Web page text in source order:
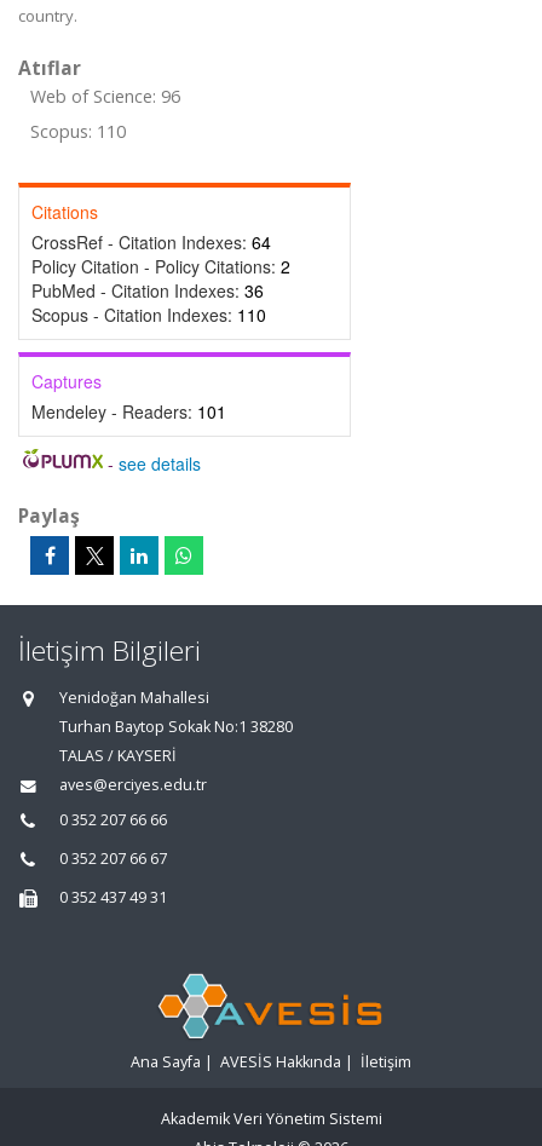
country.
Atıflar
Web of Science: 96
Scopus: 110
Citations
CrossRef - Citation Indexes: 64
Policy Citation - Policy Citations: 2
PubMed - Citation Indexes: 36
Scopus - Citation Indexes: 110
Captures
Mendeley - Readers: 101
- see details
Paylaş
İletişim Bilgileri
Yenidoğan Mahallesi
Turhan Baytop Sokak No:1 38280
TALAS / KAYSERİ
aves@erciyes.edu.tr
0 352 207 66 66
0 352 207 66 67
0 352 437 49 31
Ana Sayfa | AVESİS Hakkında | İletişim
Akademik Veri Yönetim Sistemi